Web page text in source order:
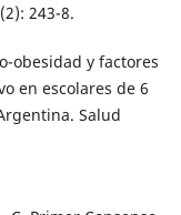
243-8.
obesidad y factores
en escolares de 6
Salud